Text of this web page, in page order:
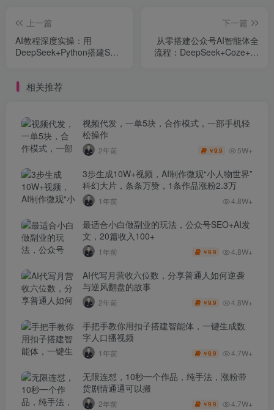
上一篇
AI教程深度实操：用
DeepSeek+Python搭建SEO
下一篇
从零搭建公众号AI智能体全
流程：DeepSeek+Coze+飞
相关推荐
视频代发，一单5块，合作模式，一部手机轻
松操作
2年前 ￥9.9 5W+
3步生成10W+视频，AI制作微观“小人物世界”
科幻大片，条条万赞，1条作品涨粉2.3万
1年前 4.8W+
最适合小白做副业的玩法，公众号SEO+AI发
文，20篇收入100+
1年前 ￥9.9 4.8W+
AI代写月营收六位数，分享普通人如何逆袭
与逆风翻盘的故事
2年前 ￥9.9 4.8W+
手把手教你用扣子搭建智能体，一键生成数
字人口播视频
1年前 ￥9.9 4.7W+
无限连怼，10秒一个作品，纯手法，涨粉带
货剧情通通可以搬
2年前 ￥9.9 4.7W+